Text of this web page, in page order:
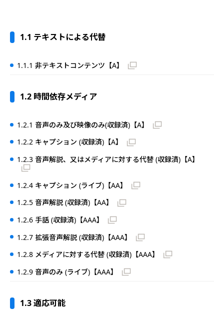
1.1 テキストによる代替
1.1.1 非テキストコンテンツ【A】
1.2 時間依存メディア
1.2.1 音声のみ及び映像のみ(収録済)【A】
1.2.2 キャプション (収録済)【A】
1.2.3 音声解説、又はメディアに対する代替 (収録済)【A】
1.2.4 キャプション (ライブ)【AA】
1.2.5 音声解説 (収録済)【AA】
1.2.6 手話 (収録済)【AAA】
1.2.7 拡張音声解説 (収録済)【AAA】
1.2.8 メディアに対する代替 (収録済)【AAA】
1.2.9 音声のみ (ライブ)【AAA】
1.3 適応可能